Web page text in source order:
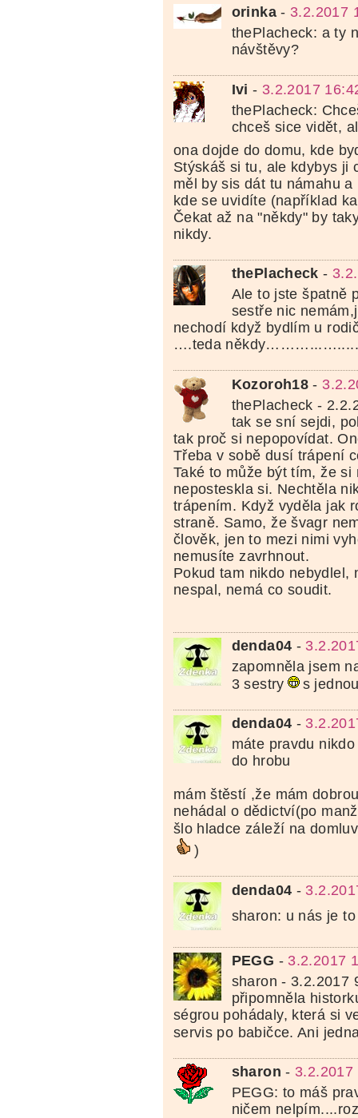
orinka- 3.2.2017
thePlacheck: a ty
návštěvy?
Ivi - 3.2.2017
thePlacheck:
chceš sice vidět,
ona dojde do domu, kde
Stýskáš si tu, ale kdybys ji
měl by sis dát tu námahu
kde se uvidíte (například
Čekat až na "někdy" by
nikdy.
thePlacheck -
Ale to jste špatně
sestře nic
nechodí když bydlím u
….teda
Kozoroh18 -
thePlacheck -
tak se sní sejdi,
tak proč si nepopovídat.
Třeba v sobě dusí trápení
Také to může být tím, že si
neposteskla si. Nechtěla
trápením. Když vyděla jak
straně. Samo, že švagr
člověk, jen to mezi nimi
nemusíte zavrhnout.
Pokud tam nikdo nebydlel,
nespal, nemá co soudit.
denda04 -
zapomněla jsem
3 sestry
s
denda04 -
máte pravdu
do hrobu
mám štěstí ,že mám
nehádal o dědictví(po
šlo hladce záleží na
)
denda04 -
sharon: u nás je
PEGG - 3.2.2017
sharon - 3.2.2017
připomněla
ségrou pohádaly, která si
servis po babičce. Ani
sharon - 3.2.2017
PEGG: to máš
ničem